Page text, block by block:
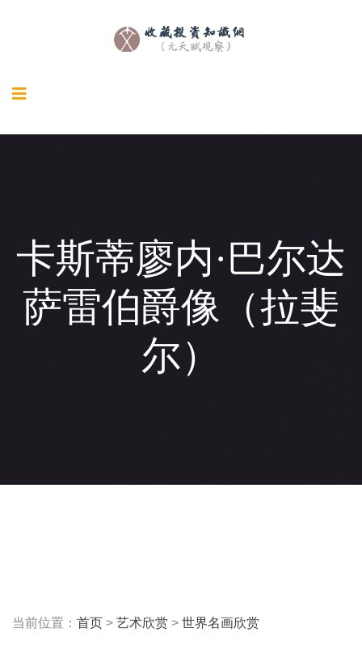
卡斯蒂廖内·巴尔达
萨雷伯爵像（拉斐
尔）
当前位置： 首页 > 艺术欣赏 > 世界名画欣赏